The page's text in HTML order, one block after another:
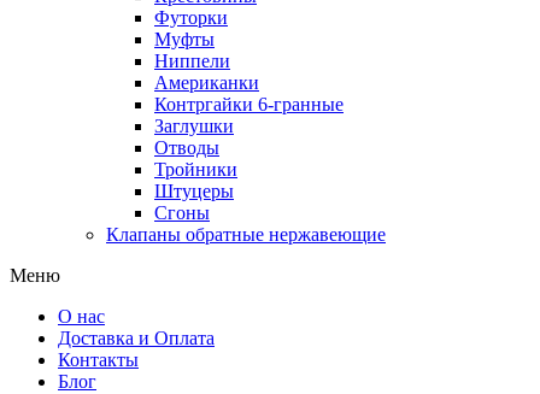
Футорки
Муфты
Ниппели
Американки
Контргайки 6-гранные
Заглушки
Отводы
Тройники
Штуцеры
Сгоны
Клапаны обратные нержавеющие
Меню
О нас
Доставка и Оплата
Контакты
Блог